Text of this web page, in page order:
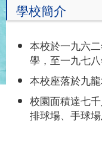
學校簡介
本校於一九六
學，至一九七
本校座落於九
校園面積達七
排球場、手球場